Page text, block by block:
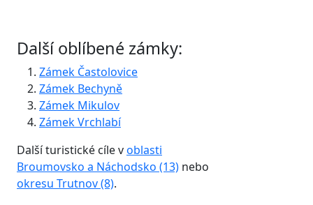
Další oblíbené zámky:
Zámek Častolovice
Zámek Bechyně
Zámek Mikulov
Zámek Vrchlabí
Další turistické cíle voblasti
Broumovsko a Náchodsko (13) nebo
okresu Trutnov (8).